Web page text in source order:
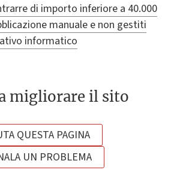
di importo inferiore a 40.000
manuale e non gestiti
informatico
migliorare il sito
QUESTA PAGINA
UN PROBLEMA